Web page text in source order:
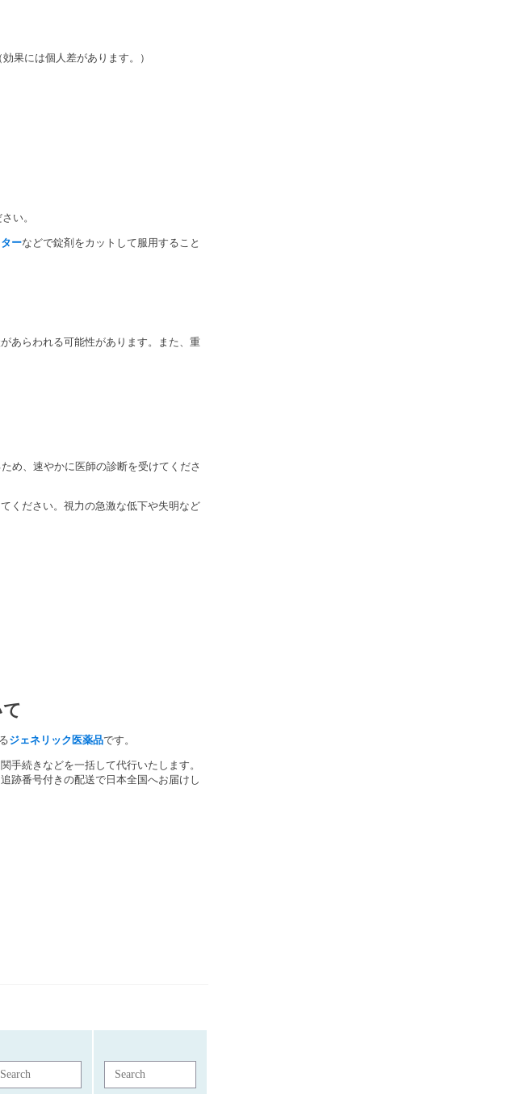
効果には個人差があります。）
い。
ーなどで錠剤をカットして服用すること
あらわれる可能性があります。また、重
め、速やかに医師の診断を受けてくださ
ください。視力の急激な低下や失明など
ジェネリック医薬品です。
手続きなどを一括して代行いたします。
追跡番号付きの配送で日本全国へお届けし